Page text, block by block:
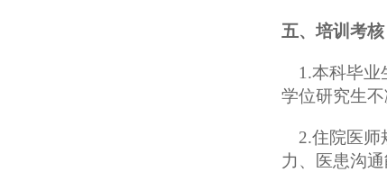
五、培训考核
1.本科毕业
学位研究生不
2.住院医师
力、医患沟